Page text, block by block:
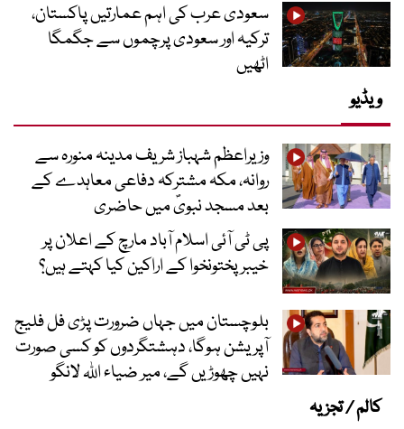
سعودی عرب کی اہم عمارتیں پاکستان،
ترکیہ اور سعودی پرچموں سے جگمگا
اٹھیں
ویڈیو
وزیراعظم شہباز شریف مدینہ منورہ سے
روانہ، مکہ مشترکہ دفاعی معاہدے کے
بعد مسجد نبویؐ میں حاضری
پی ٹی آئی اسلام آباد مارچ کے اعلان پر
خیبر پختونخوا کے اراکین کیا کہتے ہیں؟
بلوچستان میں جہاں ضرورت پڑی فل فلیج
آپریشن ہوگا، دہشتگردوں کو کسی صورت
نہیں چھوڑیں گے، میر ضیاء اللہ لانگو
کالم / تجزیہ